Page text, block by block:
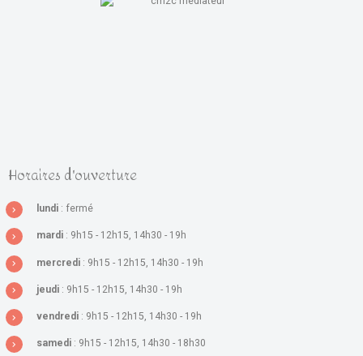
Horaires d'ouverture
lundi : fermé
mardi : 9h15 - 12h15, 14h30 - 19h
mercredi : 9h15 - 12h15, 14h30 - 19h
jeudi : 9h15 - 12h15, 14h30 - 19h
vendredi : 9h15 - 12h15, 14h30 - 19h
samedi : 9h15 - 12h15, 14h30 - 18h30